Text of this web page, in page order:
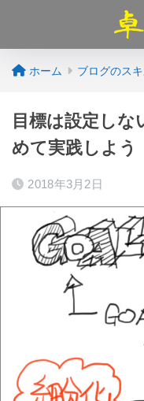
ホーム ブログのス
目標は設定し
めて実践しよう
2018年3月2日